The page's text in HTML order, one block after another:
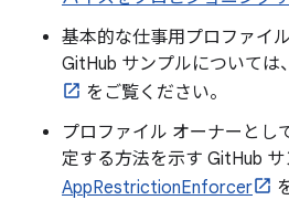
基本的な仕事用プロファイ
GitHub サンプルについては、
をご覧ください。
プロファイル オーナーとし
定する方法を示す GitHub サ
AppRestrictionEnforcer